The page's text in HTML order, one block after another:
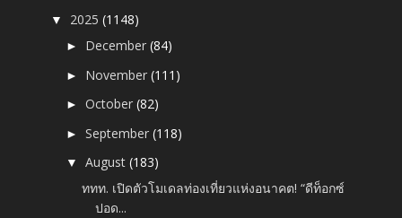
▼ 2025(1148)
► December(84)
► November(111)
►October(82)
►September(118)
▼August(183)
ททท. เปิดตัวโมเดลท่องเที่ยวแห่งอนาคต! “ดีท็อกซ์
ปอด...